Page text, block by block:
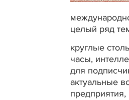
целый ряд
круглые
часы,
для
актуальные